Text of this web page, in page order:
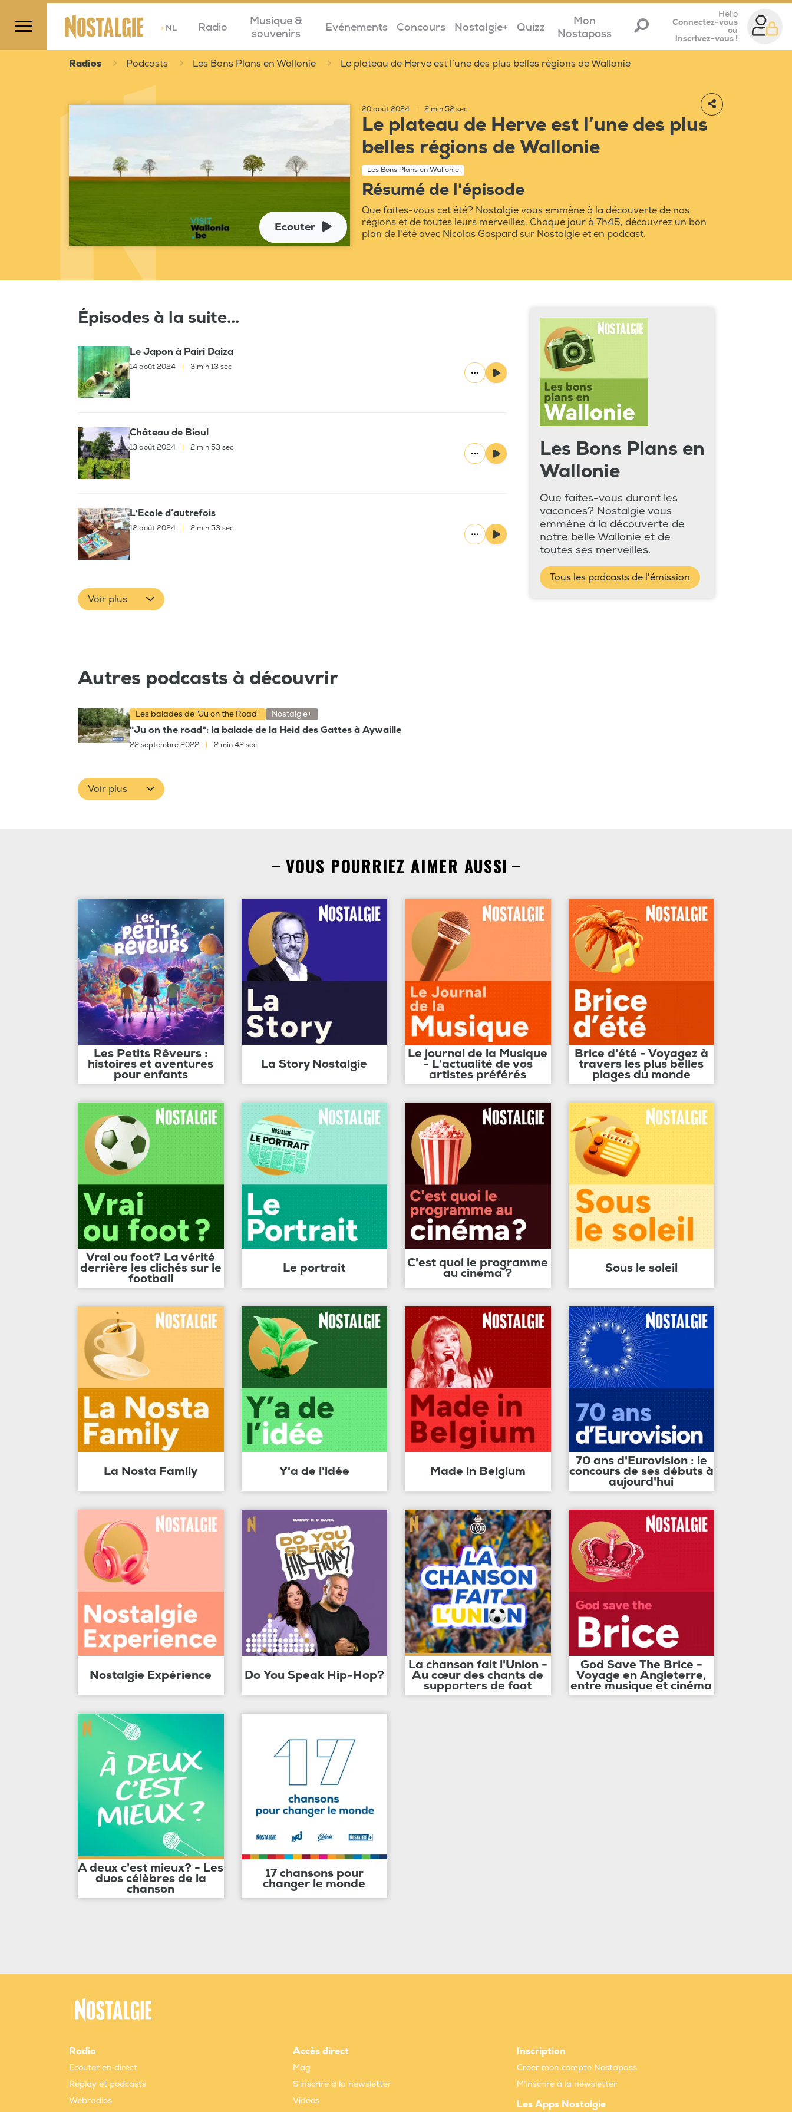
>NL Radio
Musique &
souvenirs
Evénements Concours Nostalgie+ Quizz
Mon
Nostapass
Hello
Connectez-vous
ou
inscrivez-vous !
Radios Podcasts Les Bons Plans en Wallonie Le plateau de Herve est l’une des plus belles régions de Wallonie
Ecouter
20 août 2024 2 min 52 sec
Le plateau de Herve est l’une des plus
belles régions de Wallonie
Les Bons Plans en Wallonie
Résumé de l'épisode
Que faites-vous cet été? Nostalgie vous emmène à la découverte de nos
régions et de toutes leurs merveilles. Chaque jour à 7h45, découvrez un bon
plan de l'été avec Nicolas Gaspard sur Nostalgie et en podcast.
Épisodes à la suite...
Le Japon à Pairi Daiza
14 août 2024 3 min 13 sec
Château de Bioul
13 août 2024 2 min 53 sec
L'Ecole d’autrefois
12 août 2024 2 min 53 sec
Voir plus
Les Bons Plans en
Wallonie
Que faites-vous durant les
vacances? Nostalgie vous
emmène à la découverte de
notre belle Wallonie et de
toutes ses merveilles.
Tous les podcasts de l'émission
Autres podcasts à découvrir
Les balades de "Ju on the Road" Nostalgie+
"Ju on the road": la balade de la Heid des Gattes à Aywaille
22 septembre 2022 2 min 42 sec
Voir plus
VOUS POURRIEZ AIMER AUSSI
Les Petits Rêveurs :
histoires et aventures
pour enfants
La Story Nostalgie
Le journal de la Musique
- L'actualité de vos
artistes préférés
Brice d'été - Voyagez à
travers les plus belles
plages du monde
Vrai ou foot? La vérité
derrière les clichés sur le
football
Le portrait C'est quoi le programme
au cinéma ? Sous le soleil
La Nosta Family Y'a de l'idée Made in Belgium
70 ans d'Eurovision : le
concours de ses débuts à
aujourd'hui
Nostalgie Expérience Do You Speak Hip-Hop?
La chanson fait l'Union -
Au cœur des chants de
supporters de foot
God Save The Brice -
Voyage en Angleterre,
entre musique et cinéma
A deux c'est mieux? - Les
duos célèbres de la
chanson
17 chansons pour
changer le monde
Radio
Ecouter en direct
Replay et podcasts
Webradios
Accès direct
Mag
S'inscrire à la newsletter
Vidéos
Inscription
Créer mon compte Nostapass
M'inscrire à la newsletter
Les Apps Nostalgie